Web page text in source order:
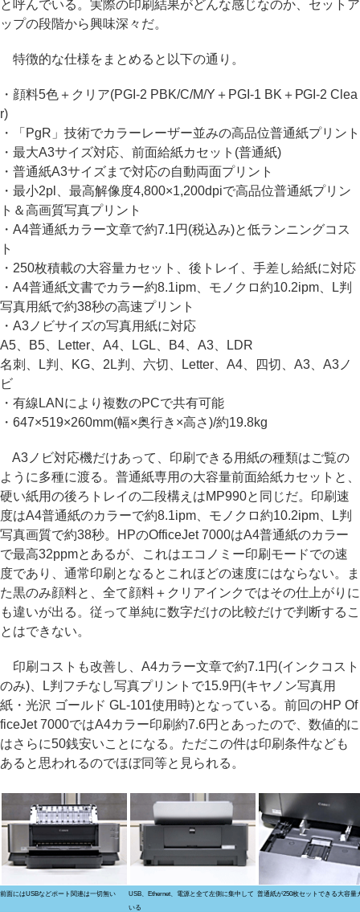
と呼んでいる。実際の印刷結果がどんな感じなのか、セットア
ップの段階から興味深々だ。
特徴的な仕様をまとめると以下の通り。
・顔料5色＋クリア(PGI-2 PBK/C/M/Y＋PGI-1 BK＋PGI-2 Clea
r)
・「PgR」技術でカラーレーザー並みの高品位普通紙プリント
・最大A3サイズ対応、前面給紙カセット(普通紙)
・普通紙A3サイズまで対応の自動両面プリント
・最小2pl、最高解像度4,800×1,200dpiで高品位普通紙プリン
ト＆高画質写真プリント
・A4普通紙カラー文章で約7.1円(税込み)と低ランニングコス
ト
・250枚積載の大容量カセット、後トレイ、手差し給紙に対応
・A4普通紙文書でカラー約8.1ipm、モノクロ約10.2ipm、L判
写真用紙で約38秒の高速プリント
・A3ノビサイズの写真用紙に対応
A5、B5、Letter、A4、LGL、B4、A3、LDR
名刺、L判、KG、2L判、六切、Letter、A4、四切、A3、A3ノ
ビ
・有線LANにより複数のPCで共有可能
・647×519×260mm(幅×奥行き×高さ)/約19.8kg
A3ノビ対応機だけあって、印刷できる用紙の種類はご覧の
ように多種に渡る。普通紙専用の大容量前面給紙カセットと、
硬い紙用の後ろトレイの二段構えはMP990と同じだ。印刷速
度はA4普通紙のカラーで約8.1ipm、モノクロ約10.2ipm、L判
写真画質で約38秒。HPのOfficeJet 7000はA4普通紙のカラー
で最高32ppmとあるが、これはエコノミー印刷モードでの速
度であり、通常印刷となるとこれほどの速度にはならない。ま
た黒のみ顔料と、全て顔料＋クリアインクではその仕上がりに
も違いが出る。従って単純に数字だけの比較だけで判断するこ
とはできない。
印刷コストも改善し、A4カラー文章で約7.1円(インクコスト
のみ)、L判フチなし写真プリントで15.9円(キヤノン写真用
紙・光沢 ゴールド GL-101使用時)となっている。前回のHP Of
ficeJet 7000ではA4カラー印刷約7.6円とあったので、数値的に
はさらに50銭安いことになる。ただこの件は印刷条件なども
あると思われるのでほぼ同等と見られる。
前面にはUSBなどポート関連は一切無い
USB、Ethernet、電源と全て左側に集中して
いる
普通紙が250枚セットできる大容量